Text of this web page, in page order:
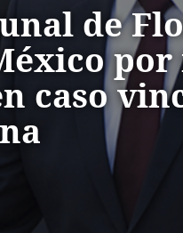
de
por
caso